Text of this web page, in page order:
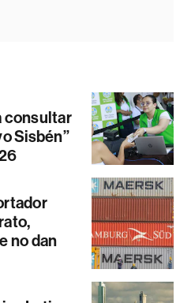
consultar
Sisbén”
no dan